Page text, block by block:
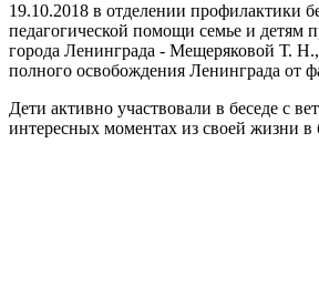
19.10.2018 в отделении профилактики
педагогической помощи семье и детям
города Ленинграда - Мещеряковой Т.
полного освобождения Ленинграда от
Дети активно участвовали в беседе с
интересных моментах из своей жизни